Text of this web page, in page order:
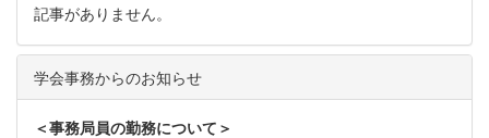
記事がありません。
学会事務からのお知らせ
＜事務局員の勤務について＞